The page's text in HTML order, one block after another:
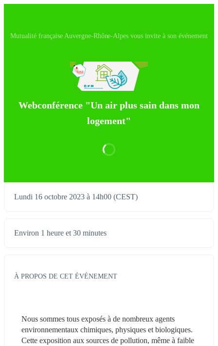
Mutualité française Auvergne-Rhône-Alpes vous invite à son événement
Webconférence "Un air plus sain dans mon
logement"
Lundi 16 octobre 2023 à 14h00 (CEST)
Environ 1 heure et 30 minutes
À PROPOS DE CET ÉVÉNEMENT
Nous sommes tous exposés à de nombreux agents
environnementaux chimiques, physiques et biologiques.
Cette exposition aux sources de pollution, même à faible